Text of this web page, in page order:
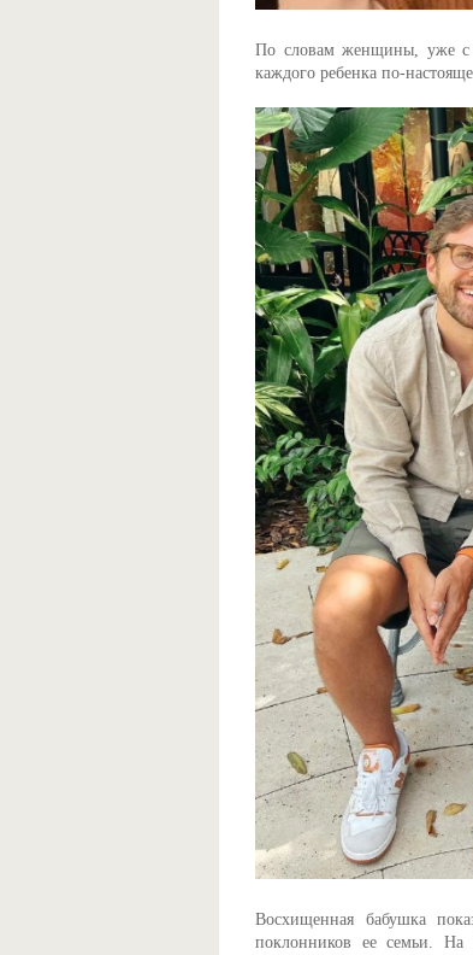
По словам женщины, уже с
каждого ребенка по-
Восхищенная бабушка
поклонников ее семьи.